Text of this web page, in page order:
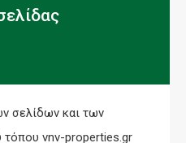
σελίδων και των
τόπου vnv-properties.gr